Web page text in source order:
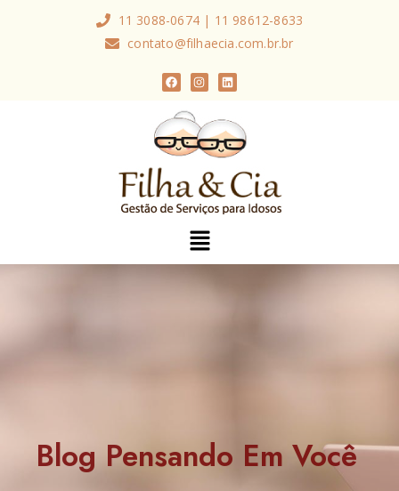
11 3088-0674 | 11 98612-8633
contato@filhaecia.com.br.br
Blog Pensando Em Você